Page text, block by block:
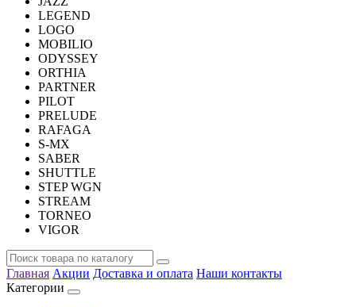
LEGEND
LOGO
MOBILIO
ODYSSEY
ORTHIA
PARTNER
PILOT
PRELUDE
RAFAGA
S-MX
SABER
SHUTTLE
STEP WGN
STREAM
TORNEO
VIGOR
Главная Акции Доставка и оплата Наши контакты
Категории